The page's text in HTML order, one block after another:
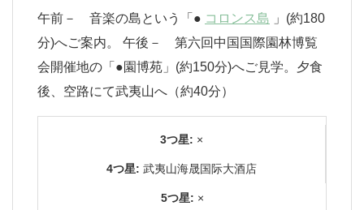
午前－ 音楽の島という「● コロンス島 」(約180
分)へご案内。 午後－ 第六回中国国際園林博覧
会開催地の「●園博苑」(約150分)へご見学。夕食
後、空路にて武夷山へ（約40分）
3つ星: ×
4つ星: 武夷山海晟国际大酒店
5つ星: ×